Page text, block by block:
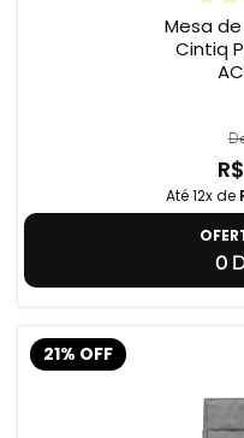
Mesa
Cintiq
Até 12x de
0
21% OFF